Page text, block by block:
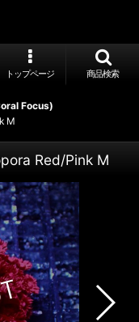
トップページ 商品検索
Focus)
M
Red/Pink M